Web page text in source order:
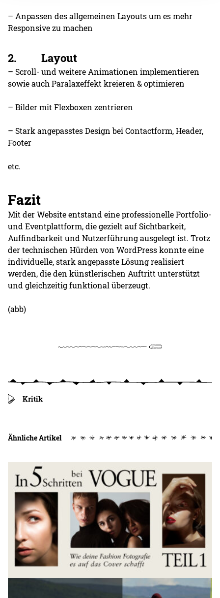
– Anpassen des allgemeinen Layouts um es mehr
Responsive zu machen
2. Layout
– Scroll- und weitere Animationen implementieren
sowie auch Paralaxeffekt kreieren & optimieren
– Bilder mit Flexboxen zentrieren
– Stark angepasstes Design bei Contactform, Header,
Footer
etc.
Fazit
Mit der Website entstand eine professionelle Portfolio-
und Eventplattform, die gezielt auf Sichtbarkeit,
Auffindbarkeit und Nutzerführung ausgelegt ist. Trotz
der technischen Hürden von WordPress konnte eine
individuelle, stark angepasste Lösung realisiert
werden, die den künstlerischen Auftritt unterstützt
und gleichzeitig funktional überzeugt.
(abb)
Kritik
Ähnliche Artikel